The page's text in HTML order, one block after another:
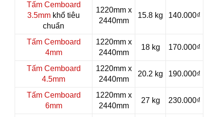
Tấm Cemboard
3.5mm khổ tiêu
chuẩn
1220mm x
2440mm
15.8 kg 140.000₫
Tấm Cemboard
4mm
1220mm x
2440mm
18 kg 170.000₫
Tấm Cemboard
4.5mm
1220mm x
2440mm
20.2 kg 190.000₫
Tấm Cemboard
6mm
1220mm x
2440mm
27 kg 230.000₫